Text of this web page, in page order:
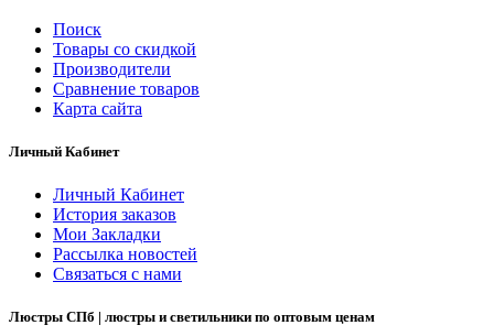
Поиск
Товары со скидкой
Производители
Сравнение товаров
Карта сайта
Личный Кабинет
Личный Кабинет
История заказов
Мои Закладки
Рассылка новостей
Связаться с нами
Люстры СПб | люстры и светильники по оптовым ценам